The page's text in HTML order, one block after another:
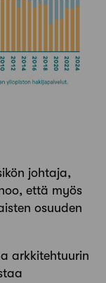
johtaja,
että myös
osuuden
arkkitehtuurin